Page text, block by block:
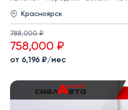
Красноярск
788,000 ₽
758,000 ₽
от 6,196 ₽/мес